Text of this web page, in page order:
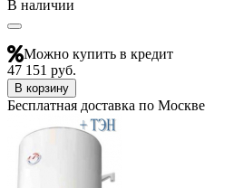
В наличии
Можно купить в кредит
47 151 руб.
В корзину
Бесплатная доставка по Москве